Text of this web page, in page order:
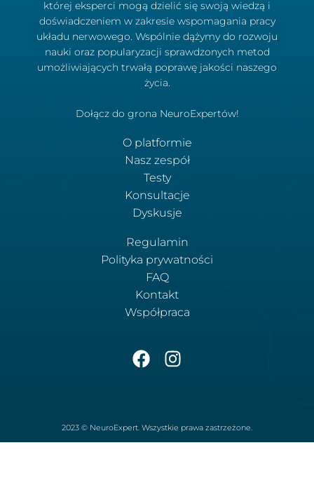
której eksperci mogą dzielić się swoją wiedzą i
doświadczeniem w zakresie wspomagania pracy
układu nerwowego. Wspólnie dążymy do rozwoju
nauki oraz popularyzacji sprawdzonych metod
umożliwiających trwałą poprawę jakości naszego
życia.
Dołącz do grona NeuroExpertów!
O platformie
Nasz zespół
Testy
Konsultacje
Dyskusje
Regulamin
Polityka prywatności
FAQ
Kontakt
Współpraca
2023 © NeuroExpert. Wszystkie prawa zastrzeżone.